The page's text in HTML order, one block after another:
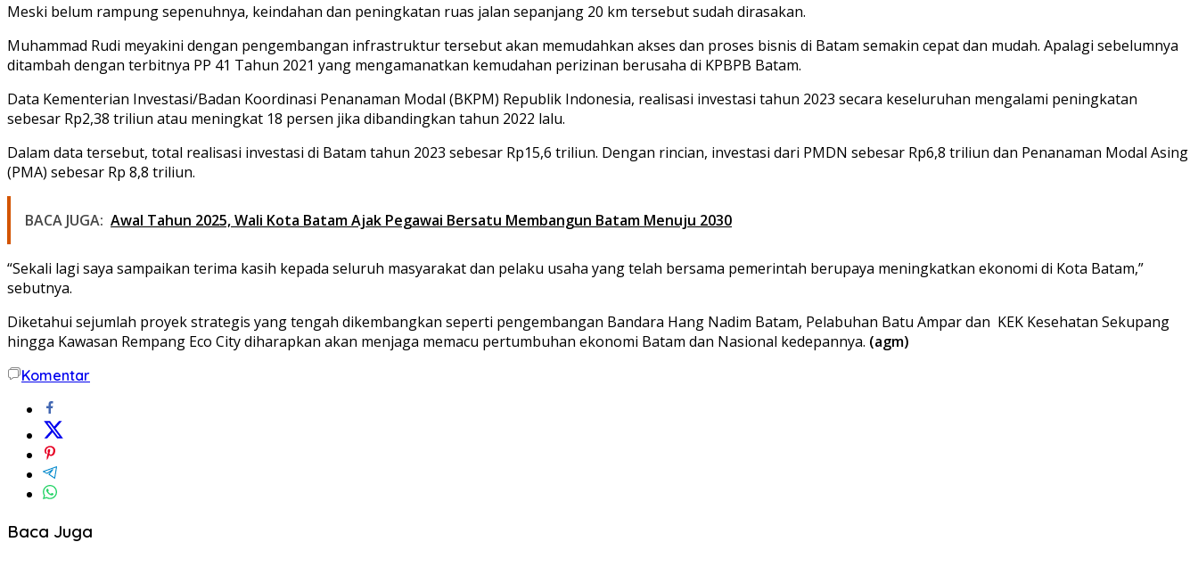
Meski belum rampung sepenuhnya, keindahan dan peningkatan ruas jalan sepanjang 20 km tersebut sudah dirasakan.
Muhammad Rudi meyakini dengan pengembangan infrastruktur tersebut akan memudahkan akses dan proses bisnis di Batam semakin cepat dan mudah. Apalagi sebelumnya
ditambah dengan terbitnya PP 41 Tahun 2021 yang mengamanatkan kemudahan perizinan berusaha di KPBPB Batam.
Data Kementerian Investasi/Badan Koordinasi Penanaman Modal (BKPM) Republik Indonesia, realisasi investasi tahun 2023 secara keseluruhan mengalami peningkatan
sebesar Rp2,38 triliun atau meningkat 18 persen jika dibandingkan tahun 2022 lalu.
Dalam data tersebut, total realisasi investasi di Batam tahun 2023 sebesar Rp15,6 triliun. Dengan rincian, investasi dari PMDN sebesar Rp6,8 triliun dan Penanaman Modal Asing
(PMA) sebesar Rp 8,8 triliun.
BACA JUGA: Awal Tahun 2025, Wali Kota Batam Ajak Pegawai Bersatu Membangun Batam Menuju 2030
“Sekali lagi saya sampaikan terima kasih kepada seluruh masyarakat dan pelaku usaha yang telah bersama pemerintah berupaya meningkatkan ekonomi di Kota Batam,”
sebutnya.
Diketahui sejumlah proyek strategis yang tengah dikembangkan seperti pengembangan Bandara Hang Nadim Batam, Pelabuhan Batu Ampar dan KEK Kesehatan Sekupang
hingga Kawasan Rempang Eco City diharapkan akan menjaga memacu pertumbuhan ekonomi Batam dan Nasional kedepannya. (agm)
Komentar
Baca Juga